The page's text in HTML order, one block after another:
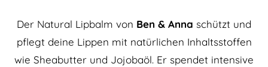
Der Natural Lipbalm von Ben & Anna schützt und
pflegt deine Lippen mit natürlichen Inhaltsstoffen
wie Sheabutter und Jojobaöl. Er spendet intensive